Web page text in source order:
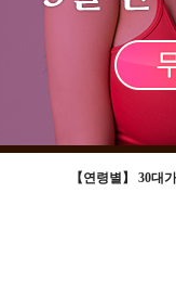
【연령별】 30대